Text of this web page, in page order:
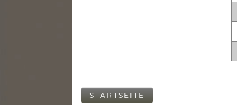
STARTSEITE